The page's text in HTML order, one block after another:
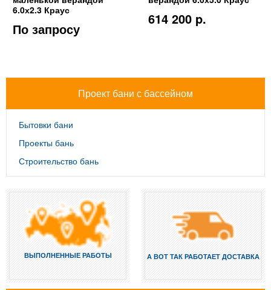
6.0х2.3 Краус
По запросу
614 200 p.
Проект бани с бассейном
Бытовки бани
Проекты бань
Строительство бань
ВЫПОЛНЕННЫЕ РАБОТЫ А ВОТ ТАК РАБОТАЕТ ДОСТАВКА